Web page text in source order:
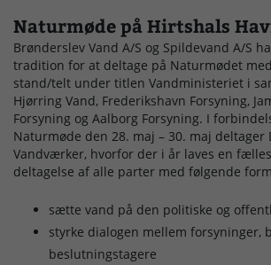
Naturmøde på Hirtshals
Brønderslev Vand A/S og Spildevand A/S
tradition for at deltage på Naturmødet
stand/telt under titlen Vandministeriet i
Hjørring Vand, Frederikshavn Forsyning,
Forsyning og Aalborg Forsyning. I
Naturmøde den 28. maj – 30. maj deltager
Vandværker, hvorfor der i år laves en
deltagelse af alle parter med følgende
sætte vand på den politiske og
styrke dialogen mellem forsyninger,
beslutningstagere